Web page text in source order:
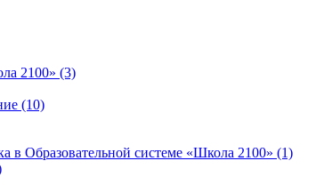
2100» (3)
(10)
в Образовательной системе «Школа 2100» (1)